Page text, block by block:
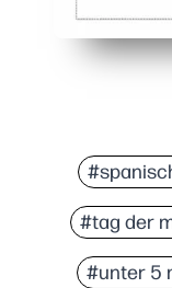
#tag der
#unter 5